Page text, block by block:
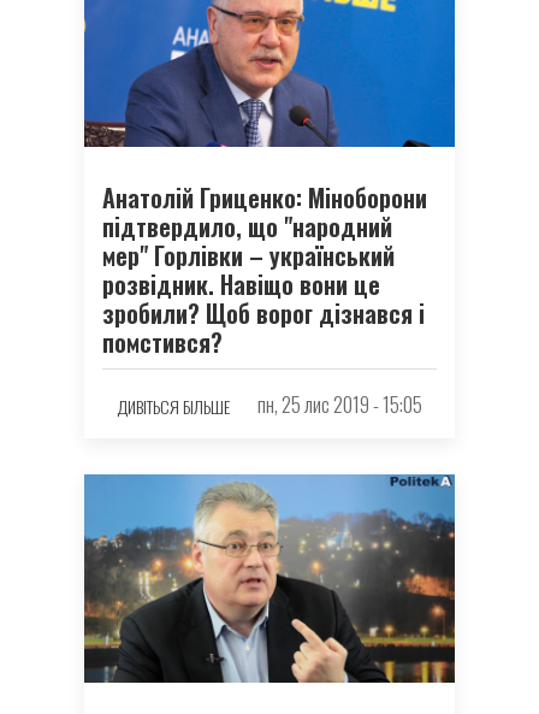
Анатолій Гриценко: Міноборони
підтвердило, що "народний
мер" Горлівки – український
розвідник. Навіщо вони це
зробили? Щоб ворог дізнався і
помстився?
ДИВІТЬСЯ БІЛЬШЕ пн, 25 лис 2019 - 15:05